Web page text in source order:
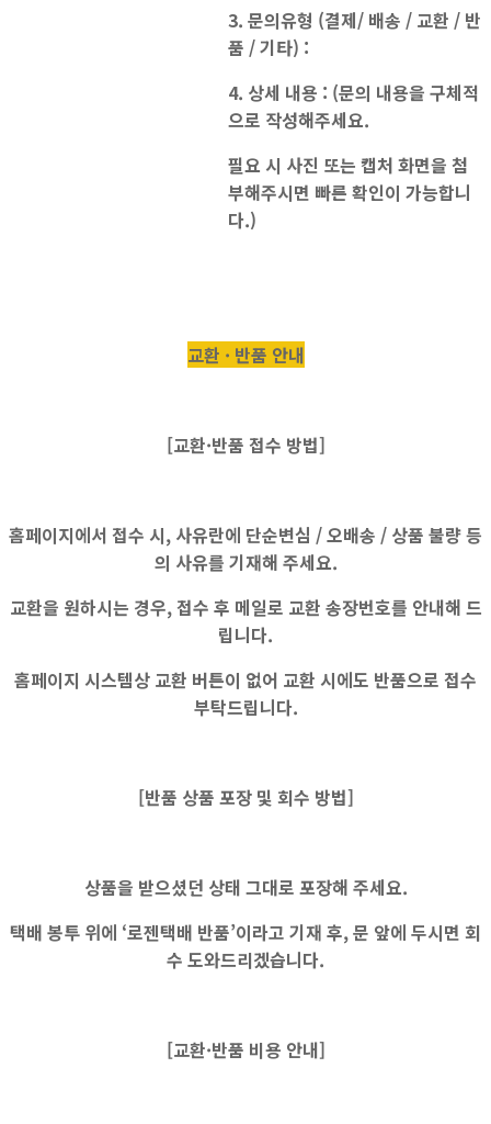
3. 문의유형 (결제/ 배송 / 교환 / 반
품 / 기타) :
4. 상세 내용 : (문의 내용을 구체적
으로 작성해주세요.
필요 시 사진 또는 캡처 화면을 첨
부해주시면 빠른 확인이 가능합니
다.)
교환 · 반품 안내
[교환·반품 접수 방법]
홈페이지에서 접수 시, 사유란에 단순변심 / 오배송 / 상품 불량등
의 사유를 기재해 주세요.
교환을 원하시는 경우, 접수 후 메일로 교환 송장번호를 안내해 드
립니다.
홈페이지 시스템상 교환 버튼이 없어 교환 시에도 반품으로 접수
부탁드립니다.
[반품 상품 포장 및 회수 방법]
상품을 받으셨던 상태 그대로 포장해 주세요.
택배 봉투 위에 ‘로젠택배 반품’이라고 기재 후, 문 앞에 두시면 회
수 도와드리겠습니다.
[교환·반품 비용 안내]